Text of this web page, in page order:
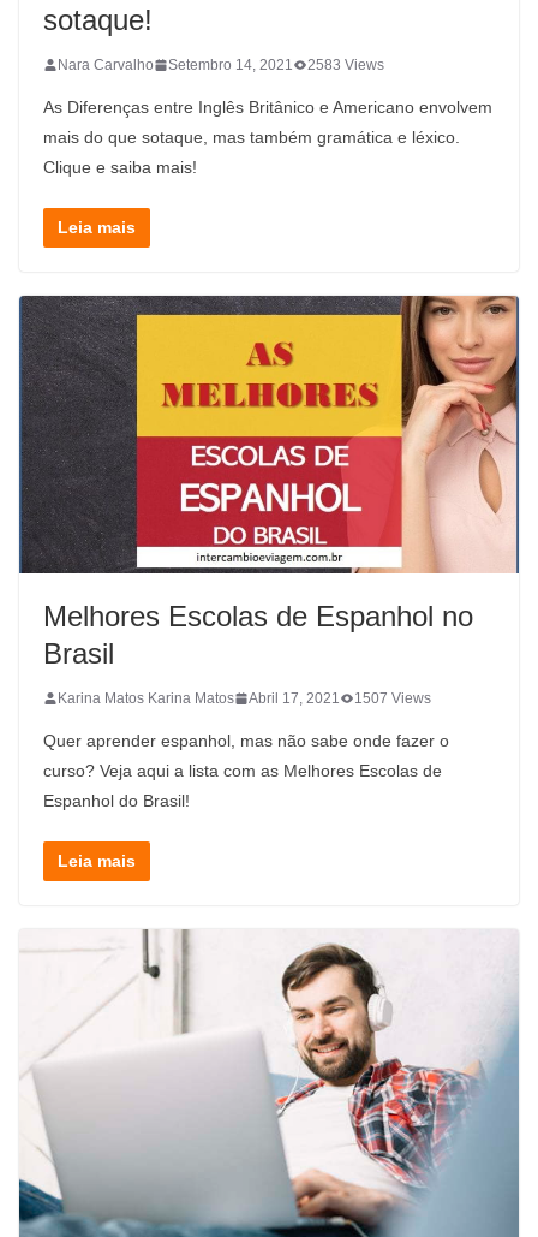
sotaque!
Nara Carvalho Setembro 14, 2021 2583 Views
As Diferenças entre Inglês Britânico e Americano envolvem
mais do que sotaque, mas também gramática e léxico.
Clique e saiba mais!
Leia mais
Melhores Escolas de Espanhol no
Brasil
Karina Matos Karina Matos Abril 17, 2021 1507 Views
Quer aprender espanhol, mas não sabe onde fazer o
curso? Veja aqui a lista com as Melhores Escolas de
Espanhol do Brasil!
Leia mais